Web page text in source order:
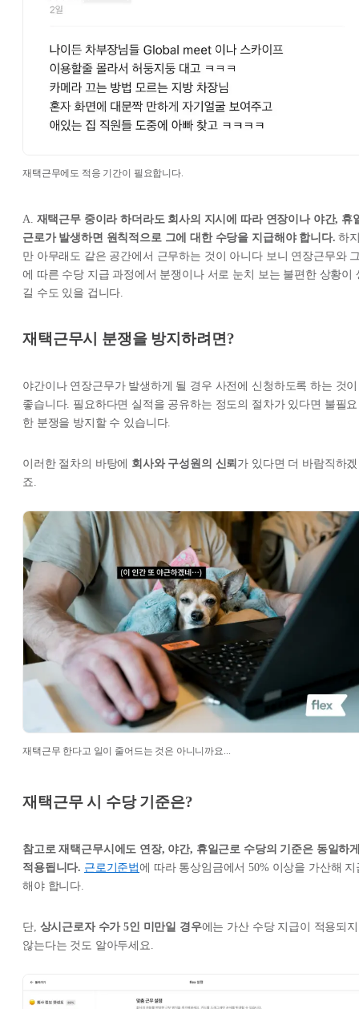
재택근무에도 적응 기간이 필요합니다.
A. 재택근무 중이라 하더라도 회사의 지시에 따라 연장이나 야간, 휴
근로가 발생하면 원칙적으로 그에 대한 수당을 지급해야 합니다. 하
만 아무래도 같은 공간에서 근무하는 것이 아니다 보니 연장근무와
에 따른 수당 지급 과정에서 분쟁이나 서로 눈치 보는 불편한 상황이
길 수도 있을 겁니다.
재택근무시 분쟁을 방지하려면?
야간이나 연장근무가 발생하게 될 경우 사전에 신청하도록 하는 것이
좋습니다. 필요하다면 실적을 공유하는 정도의 절차가 있다면 불필요
한 분쟁을 방지할 수 있습니다.
이러한 절차의 바탕에 회사와 구성원의 신뢰 가 있다면 더 바람직하겠
죠.
재택근무 한다고 일이 줄어드는 것은 아니니까요...
재택근무 시 수당 기준은?
참고로 재택근무시에도 연장, 야간, 휴일근로 수당의 기준은 동일하
적용됩니다. 근로기준법에 따라 통상임금에서 50% 이상을 가산해 지
해야 합니다.
단, 상시근로자 수가 5인 미만일 경우에는 가산 수당 지급이 적용되지
않는다는 것도 알아두세요.